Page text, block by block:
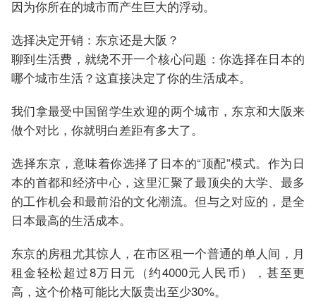
因为你所在的城市而产生巨大的浮动。
选择决定开销：东京还是大阪？
聊到生活费，就绕不开一个核心问题：你选择在日本的
哪个城市生活？这直接决定了你的生活成本。
我们拿最受中国留学生欢迎的两个城市，东京和大阪来
做个对比，你就明白差距有多大了。
选择东京，意味着你选择了日本的“顶配”模式。作为日
本的首都和经济中心，这里汇聚了最顶尖的大学、最多
的工作机会和最前沿的文化潮流。但与之对应的，是全
日本最高的生活成本。
东京的房租尤其惊人，在市区租一个普通的单人间，月
租金轻松超过8万日元（约4000元人民币），甚至更
高，这个价格可能比大阪贵出至少30%。